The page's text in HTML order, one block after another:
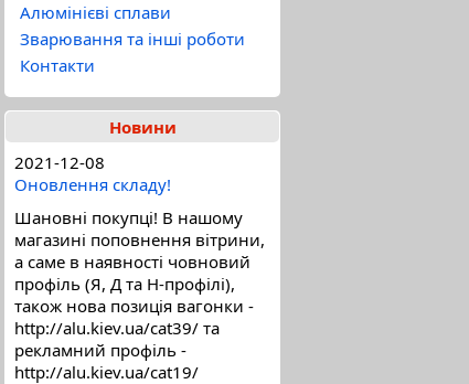
Алюмінієві сплави
Зварювання та інші роботи
Контакти
Новини
2021-12-08
Оновлення складу!
Шановні покупці! В нашому
магазині поповнення вітрини,
а саме в наявності човновий
профіль (Я, Д та Н-профілі),
також нова позиція вагонки -
http://alu.kiev.ua/cat39/ та
рекламний профіль -
http://alu.kiev.ua/cat19/